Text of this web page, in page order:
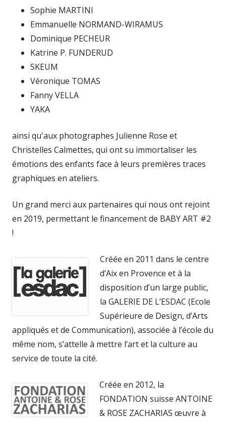
Sophie MARTINI
Emmanuelle NORMAND-WIRAMUS
Dominique PECHEUR
Katrine P. FUNDERUD
SKEUM
Véronique TOMAS
Fanny VELLA
YAKA
ainsi qu'aux photographes Julienne Rose et
Christelles Calmettes, qui ont su immortaliser les
émotions des enfants face à leurs premières traces
graphiques en ateliers.
Un grand merci aux partenaires qui nous ont rejoint
en 2019, permettant le financement de BABY ART #2
!
Créée en 2011 dans le centre
d’Aix en Provence et à la
disposition d’un large public,
la GALERIE DE L’ESDAC (Ecole
Supérieure de Design, d’Arts
appliqués et de Communication), associée à l’école du
même nom, s’attelle à mettre l’art et la culture au
service de toute la cité.
Créée en 2012, la
FONDATION suisse ANTOINE
& ROSE ZACHARIAS œuvre à